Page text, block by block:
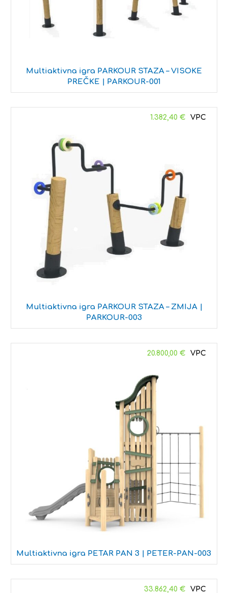
Multiaktivna igra PARKOUR STAZA – VISOKE
PREČKE | PARKOUR-001
Multiaktivna igra PARKOUR STAZA – ZMIJA |
PARKOUR-003
1.382,40 €
Multiaktivna igra PETAR PAN 3 | PETER-PAN-003
20.800,00 €
33.862,40 €